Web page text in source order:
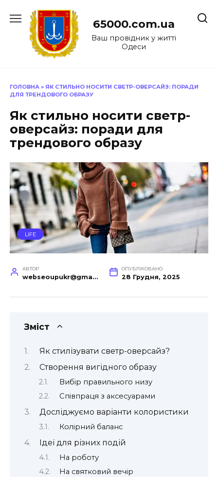
до
65000.com.ua
Ваш провідник у житті
Одеси
ГОЛОВНА » ЯК СТИЛЬНО НОСИТИ СВЕТР-ОВЕРСАЙЗ: ПОРАДИ
ДЛЯ ТРЕНДОВОГО ОБРАЗУ
Як стильно носити светр-
оверсайз: поради для
трендового образу
LIFE
АВТОР
webseoupukr@gmail.com
ОПУБЛІКОВАНО
28 Грудня, 2025
Зміст
Як стилізувати светр-оверсайз?
Створення вигідного образу
Вибір правильного низу
Співпраця з аксесуарами
Досліджуємо варіанти колористики
Колірний баланс
Ідеї для різних подій
На роботу
На святковий вечір